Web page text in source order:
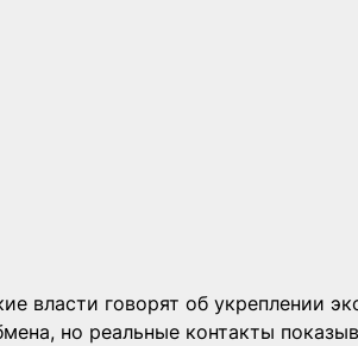
власти говорят об укреплении
но реальные контакты